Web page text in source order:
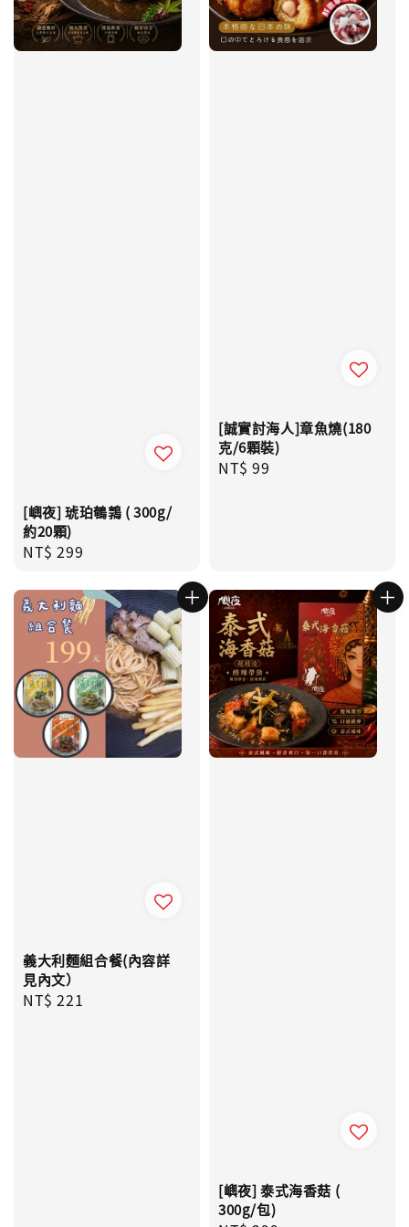
[嶼夜] 琥珀鵪鶉 ( 300g/
約20顆)
Regular
NT$ 299
[誠實討海人]章魚燒(180
克/6顆裝)
Regular
NT$ 99
義大利麵組合餐(內容詳
見內文）
Regular
NT$ 221
[嶼夜] 泰式海香菇 (
300g/包)